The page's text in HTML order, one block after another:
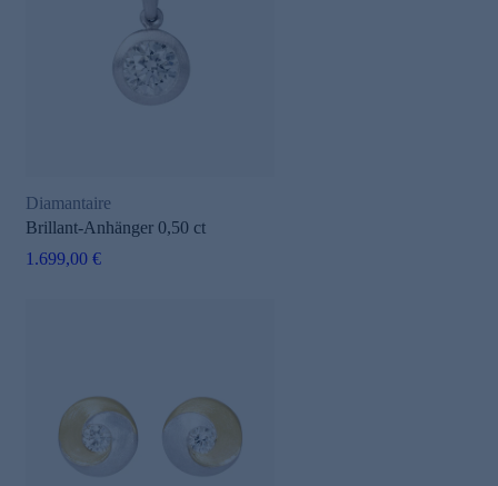
Diamantaire
Brillant-Anhänger 0,50 ct
1.699,00 €